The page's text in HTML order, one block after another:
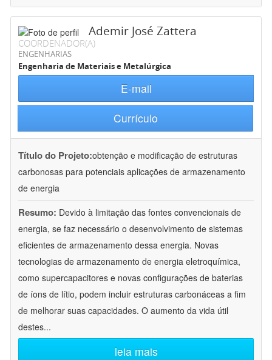
Ademir José Zattera
COORDENADOR(A)
ENGENHARIAS
Engenharia de Materiais e Metalúrgica
E-mail
Currículo
Título do Projeto:obtenção e modificação de estruturas
carbonosas para potenciais aplicações de armazenamento
de energia
Resumo: Devido à limitação das fontes convencionais de
energia, se faz necessário o desenvolvimento de sistemas
eficientes de armazenamento dessa energia. Novas
tecnologias de armazenamento de energia eletroquímica,
como supercapacitores e novas configurações de baterias
de íons de lítio, podem incluir estruturas carbonáceas a fim
de melhorar suas capacidades. O aumento da vida útil
destes...
leia mais